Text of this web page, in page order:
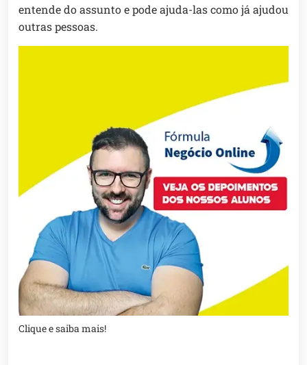
entende do assunto e pode ajuda-las como já ajudou
outras pessoas.
Clique e saiba mais!